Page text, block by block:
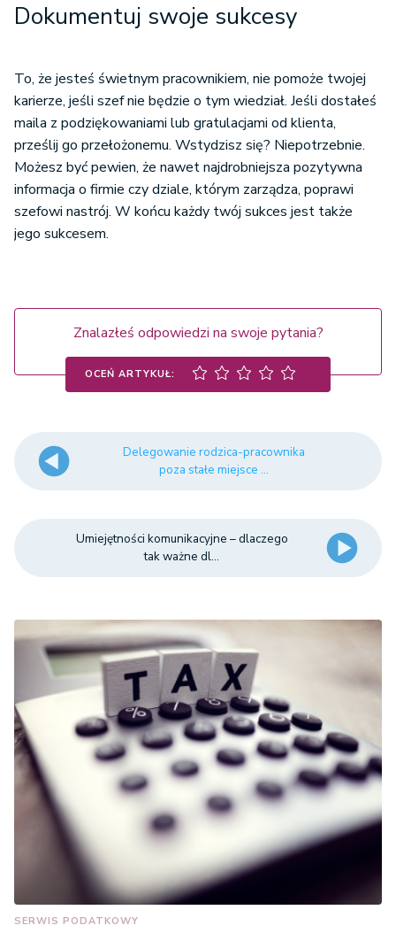
Dokumentuj swoje sukcesy
To, że jesteś świetnym pracownikiem, nie pomoże twojej
karierze, jeśli szef nie będzie o tym wiedział. Jeśli dostałeś
maila z podziękowaniami lub gratulacjami od klienta,
prześlij go przełożonemu. Wstydzisz się? Niepotrzebnie.
Możesz być pewien, że nawet najdrobniejsza pozytywna
informacja o firmie czy dziale, którym zarządza, poprawi
szefowi nastrój. W końcu każdy twój sukces jest także
jego sukcesem.
Znalazłeś odpowiedzi na swoje pytania?
OCEŃ ARTYKUŁ:
Delegowanie rodzica-pracownika
poza stałe miejsce ...
Umiejętności komunikacyjne – dlaczego
tak ważne dl...
SERWIS PODATKOWY